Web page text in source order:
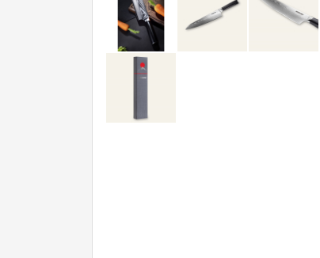
Nože SEBURO
Nože Tojiro
Ostřiče nožů V-Sharp